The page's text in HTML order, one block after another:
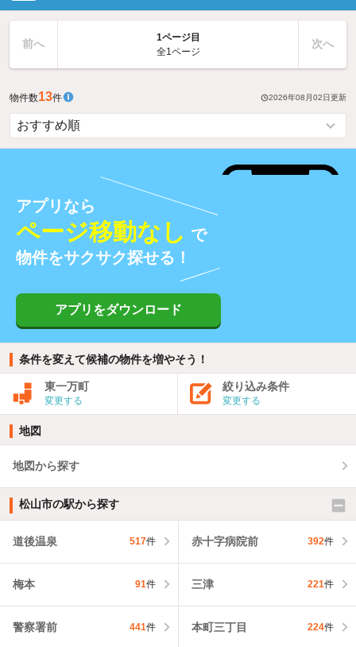
前へ
1ページ目
全1ページ
次へ
物件数13件 2026年08月02日更新
アプリなら
ページ移動なし で
物件をサクサク探せる！
アプリをダウンロード
条件を変えて候補の物件を増やそう！
東一万町
変更する
絞り込み条件
変更する
地図
地図から探す
松山市の駅から探す
道後温泉 517件 赤十字病院前 392件
梅本 91件 三津 221件
警察署前 441件 本町三丁目 224件